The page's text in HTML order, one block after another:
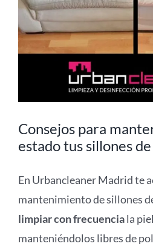
Consejos para
estado tus sillones
En Urbancleaner Madrid te
mantenimiento de sillones
limpiar con frecuenciala
manteniéndolos libres de